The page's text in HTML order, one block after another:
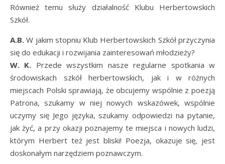
Również temu służy działalność Klubu Herbertowskich
Szkół.
A.B. W jakim stopniu Klub Herbertowskich Szkół przyczynia
się do edukacji i rozwijania zainteresowań młodzieży?
W. K. Przede wszystkim nasze regularne spotkania w
środowiskach szkół herbertowskich, jak i w różnych
miejscach Polski sprawiają, że obcujemy wspólnie z poezją
Patrona, szukamy w niej nowych wskazówek, wspólnie
uczymy się Jego języka, szukamy odpowiedzi na pytanie,
jak żyć, a przy okazji poznajemy te miejsca i nowych ludzi,
którym Herbert też jest bliski! Poezja, okazuje się, jest
doskonałym narzędziem poznawczym.